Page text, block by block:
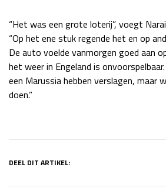
Race
Kwalificatie
Race
“Het was een grote loterij”, voegt
“Op het ene stuk regende het en op
De auto voelde vanmorgen goed aan
het weer in Engeland is
een Marussia hebben verslagen, maar
doen.”
DEEL DIT ARTIKEL: